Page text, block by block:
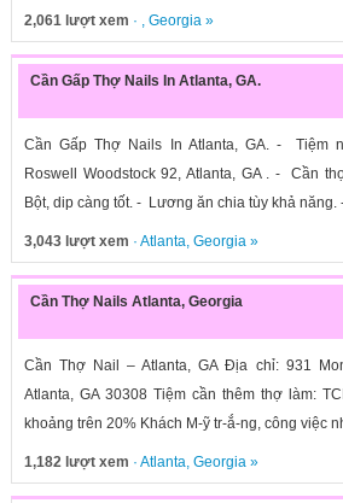
2,061 lượt xem · , Georgia»
Cần Gấp Thợ Nails In Atlanta, GA.
Cần Gấp Thợ Nails In Atlanta, GA. - Tiệm
Roswell Woodstock 92, Atlanta, GA . - Cần
Bột, dip càng tốt. - Lương ăn chia tùy khả năng.
3,043 lượt xem · Atlanta, Georgia»
Cần Thợ Nails Atlanta, Georgia
Cần Thợ Nail – Atlanta, GA Địa chỉ: 931
Atlanta, GA 30308 Tiệm cần thêm thợ làm:
khoảng trên 20% Khách M-ỹ tr-ắ-ng, công việc
1,182 lượt xem · Atlanta, Georgia»